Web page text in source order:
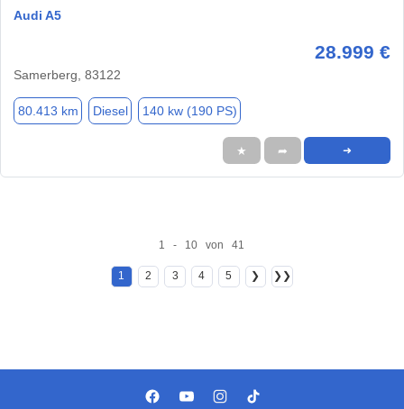
Audi A5
28.999 €
Samerberg, 83122
80.413 km Diesel 140 kw (190 PS)
★ ➦ ➜
1 - 10 von 41
1 2 3 4 5 ❯ ❯❯